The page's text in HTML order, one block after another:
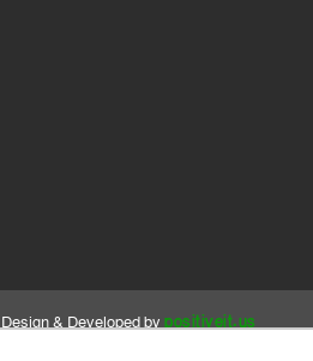
Design & Developed bypositiveit.us